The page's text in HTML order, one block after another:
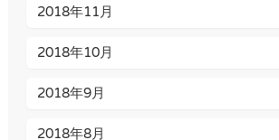
2018年11月
2018年10月
2018年9月
2018年8月